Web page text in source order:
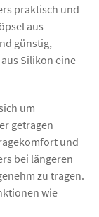
praktisch und
aus
günstig,
Silikon eine
um
getragen
und
bei längeren
zu tragen.
wie